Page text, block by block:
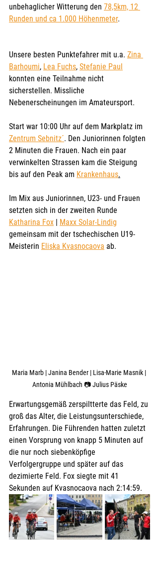
unbehaglicher Witterung den 78,5km, 12
Runden und ca 1.000 Höhenmeter.
Unsere besten Punktefahrer mit u.a. Zina
Barhoumi, Lea Fuchs, Stefanie Paul
konnten eine Teilnahme nicht
sicherstellen. Missliche
Nebenerscheinungen im Amateursport.
Start war 10:00 Uhr auf dem Markplatz im
Zentrum Sebnitz´. Den Juniorinnen folgten
2 Minuten die Frauen. Nach ein paar
verwinkelten Strassen kam die Steigung
bis auf den Peak am Krankenhaus.
Im Mix aus Juniorinnen, U23- und Frauen
setzten sich in der zweiten Runde
Katharina Fox | Maxx Solar-Lindig
gemeinsam mit der tschechischen U19-
Meisterin Eliska Kvasnocaova ab.
Maria Marb | Janina Bender | Lisa-Marie Masnik |
Antonia Mühlbach 📷 Julius Päske
Erwartungsgemäß zerspiltterte das Feld, zu
groß das Alter, die Leistungsunterschiede,
Erfahrungen. Die Führenden hatten zuletzt
einen Vorsprung von knapp 5 Minuten auf
die nur noch siebenköpfige
Verfolgergruppe und später auf das
dezimierte Feld. Fox siegte mit 41
Sekunden auf Kvasnocaova nach 2:14:59.